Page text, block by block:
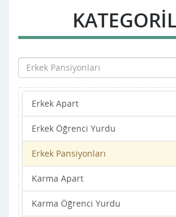
Gömeç
Gönen
Havran
ivrindi
Kepsut
Manyas
Marmara
Erkek Apart
Erkek Öğrenci Yurdu
Erkek Pansiyonları
Karma Apart
Karma Öğrenci Yurdu